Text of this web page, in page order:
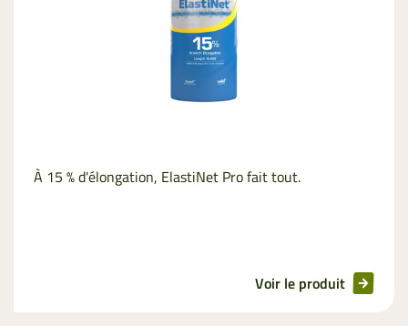
Film de Liage
Emballage des
Palettes
Filet de
Palletisation
À 15 % d'élongation, ElastiNet Pro fait tout.
Voir le produit